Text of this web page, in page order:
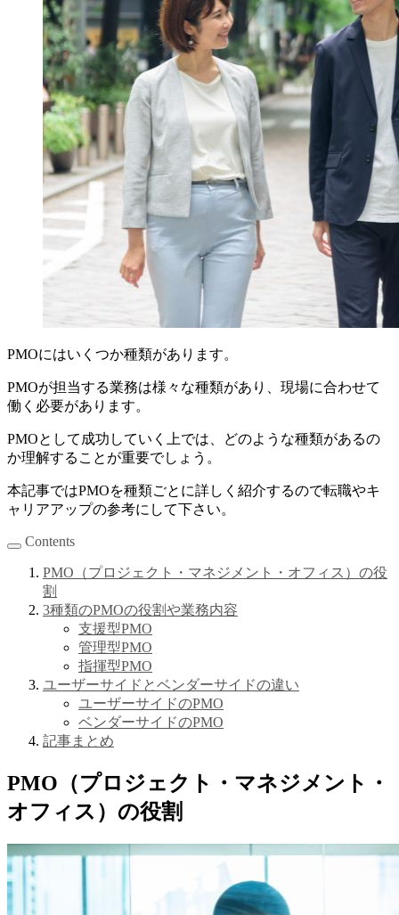
PMOにはいくつか種類があります。
PMOが担当する業務は様々な種類があり、現場に合わせて
働く必要があります。
PMOとして成功していく上では、どのような種類があるの
か理解することが重要でしょう。
本記事ではPMOを種類ごとに詳しく紹介するので転職やキ
ャリアアップの参考にして下さい。
Contents
PMO（プロジェクト・マネジメント・オフィス）の役
割
3種類のPMOの役割や業務内容
支援型PMO
管理型PMO
指揮型PMO
ユーザーサイドとベンダーサイドの違い
ユーザーサイドのPMO
ベンダーサイドのPMO
記事まとめ
PMO（プロジェクト・マネジメント・
オフィス）の役割